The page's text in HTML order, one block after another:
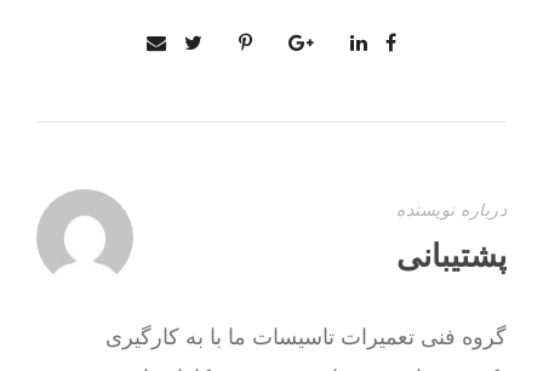
درباره نویسنده
پشتیبانی
گروه فنی تعمیرات تاسیسات ما با به‌ کارگیری